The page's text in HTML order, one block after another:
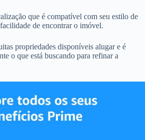
que é compatível com seu estilo de
de encontrar o imóvel.
propriedades disponíveis alugar e é
o que está buscando para refinar a